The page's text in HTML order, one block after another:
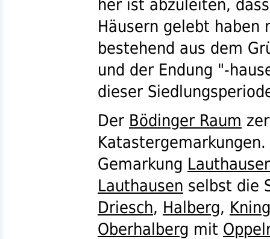
her ist abzuleiten,
Häusern gelebt haben
bestehend aus dem
und der Endung "-
dieser
Der Bödinger Raum
Gemarkung
Lauthausen selbst die
Driesch, Halberg,
Oberhalberg mit